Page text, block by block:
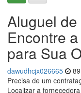
Aluguel
Encontre
para Sua
dawudhcjx026665
Precisa de um
Localizar a